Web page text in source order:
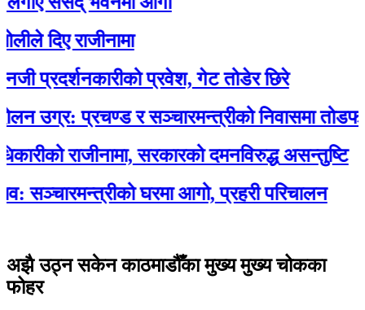
राजीनामा
प्रवेश, गेट तोडेर छिरे
प्रचण्ड र सञ्चारमन्त्रीको निवासमा तोडफोड र
राजीनामा, सरकारको दमनविरुद्ध असन्तुष्टि
घरमा आगो, प्रहरी परिचालन
अझै उठ्न सकेन काठमाडौँका मुख्य मुख्य चोकका
फोहर